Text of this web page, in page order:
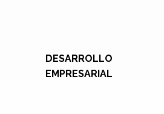
DESARROLLO
EMPRESARIAL